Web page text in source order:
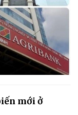
mới ở